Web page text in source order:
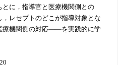
に，指導官と医療機関側との
，レセプトのどこが指導対象とな
療機関側の対応――を実践的に学